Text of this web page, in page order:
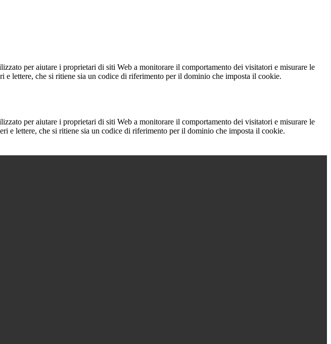
per aiutare i proprietari di siti Web a monitorare il comportamento dei visitatori e misurare le
lettere, che si ritiene sia un codice di riferimento per il dominio che imposta il cookie.
per aiutare i proprietari di siti Web a monitorare il comportamento dei visitatori e misurare le
e lettere, che si ritiene sia un codice di riferimento per il dominio che imposta il cookie.